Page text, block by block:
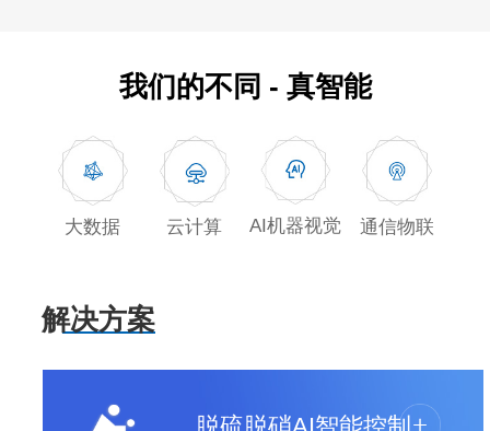
我们的不同 - 真智能
大数据 云计算 AI机器视觉 通信物联
解决方案